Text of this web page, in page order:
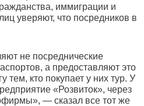
иммиграции и
уверяют, что посредников в
не посреднические
а предоставляют это
тем, кто покупает у них тур. У
«Розвиток», через
— сказал все тот же